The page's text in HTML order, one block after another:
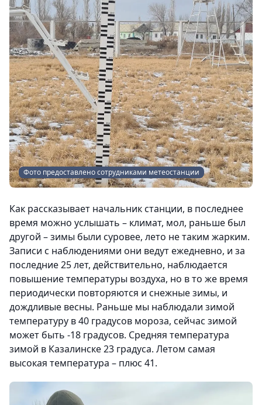
Фото предоставлено сотрудниками метеостанции
Как рассказывает начальник станции, в последнее
время можно услышать – климат, мол, раньше был
другой – зимы были суровее, лето не таким жарким.
Записи с наблюдениями они ведут ежедневно, и за
последние 25 лет, действительно, наблюдается
повышение температуры воздуха, но в то же время
периодически повторяются и снежные зимы, и
дождливые весны. Раньше мы наблюдали зимой
температуру в 40 градусов мороза, сейчас зимой
может быть -18 градусов. Средняя температура
зимой в Казалинске 23 градуса. Летом самая
высокая температура – плюс 41.